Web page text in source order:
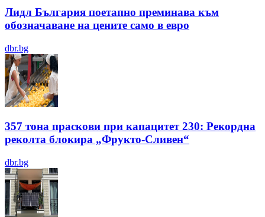
Лидл България поетапно преминава към
обозначаване на цените само в евро
dbr.bg
357 тона праскови при капацитет 230: Рекордна
реколта блокира „Фрукто-Сливен“
dbr.bg